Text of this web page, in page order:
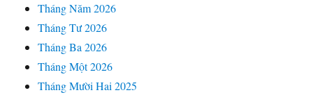
Tháng Năm 2026
Tháng Tư 2026
Tháng Ba 2026
Tháng Một 2026
Tháng Mười Hai 2025